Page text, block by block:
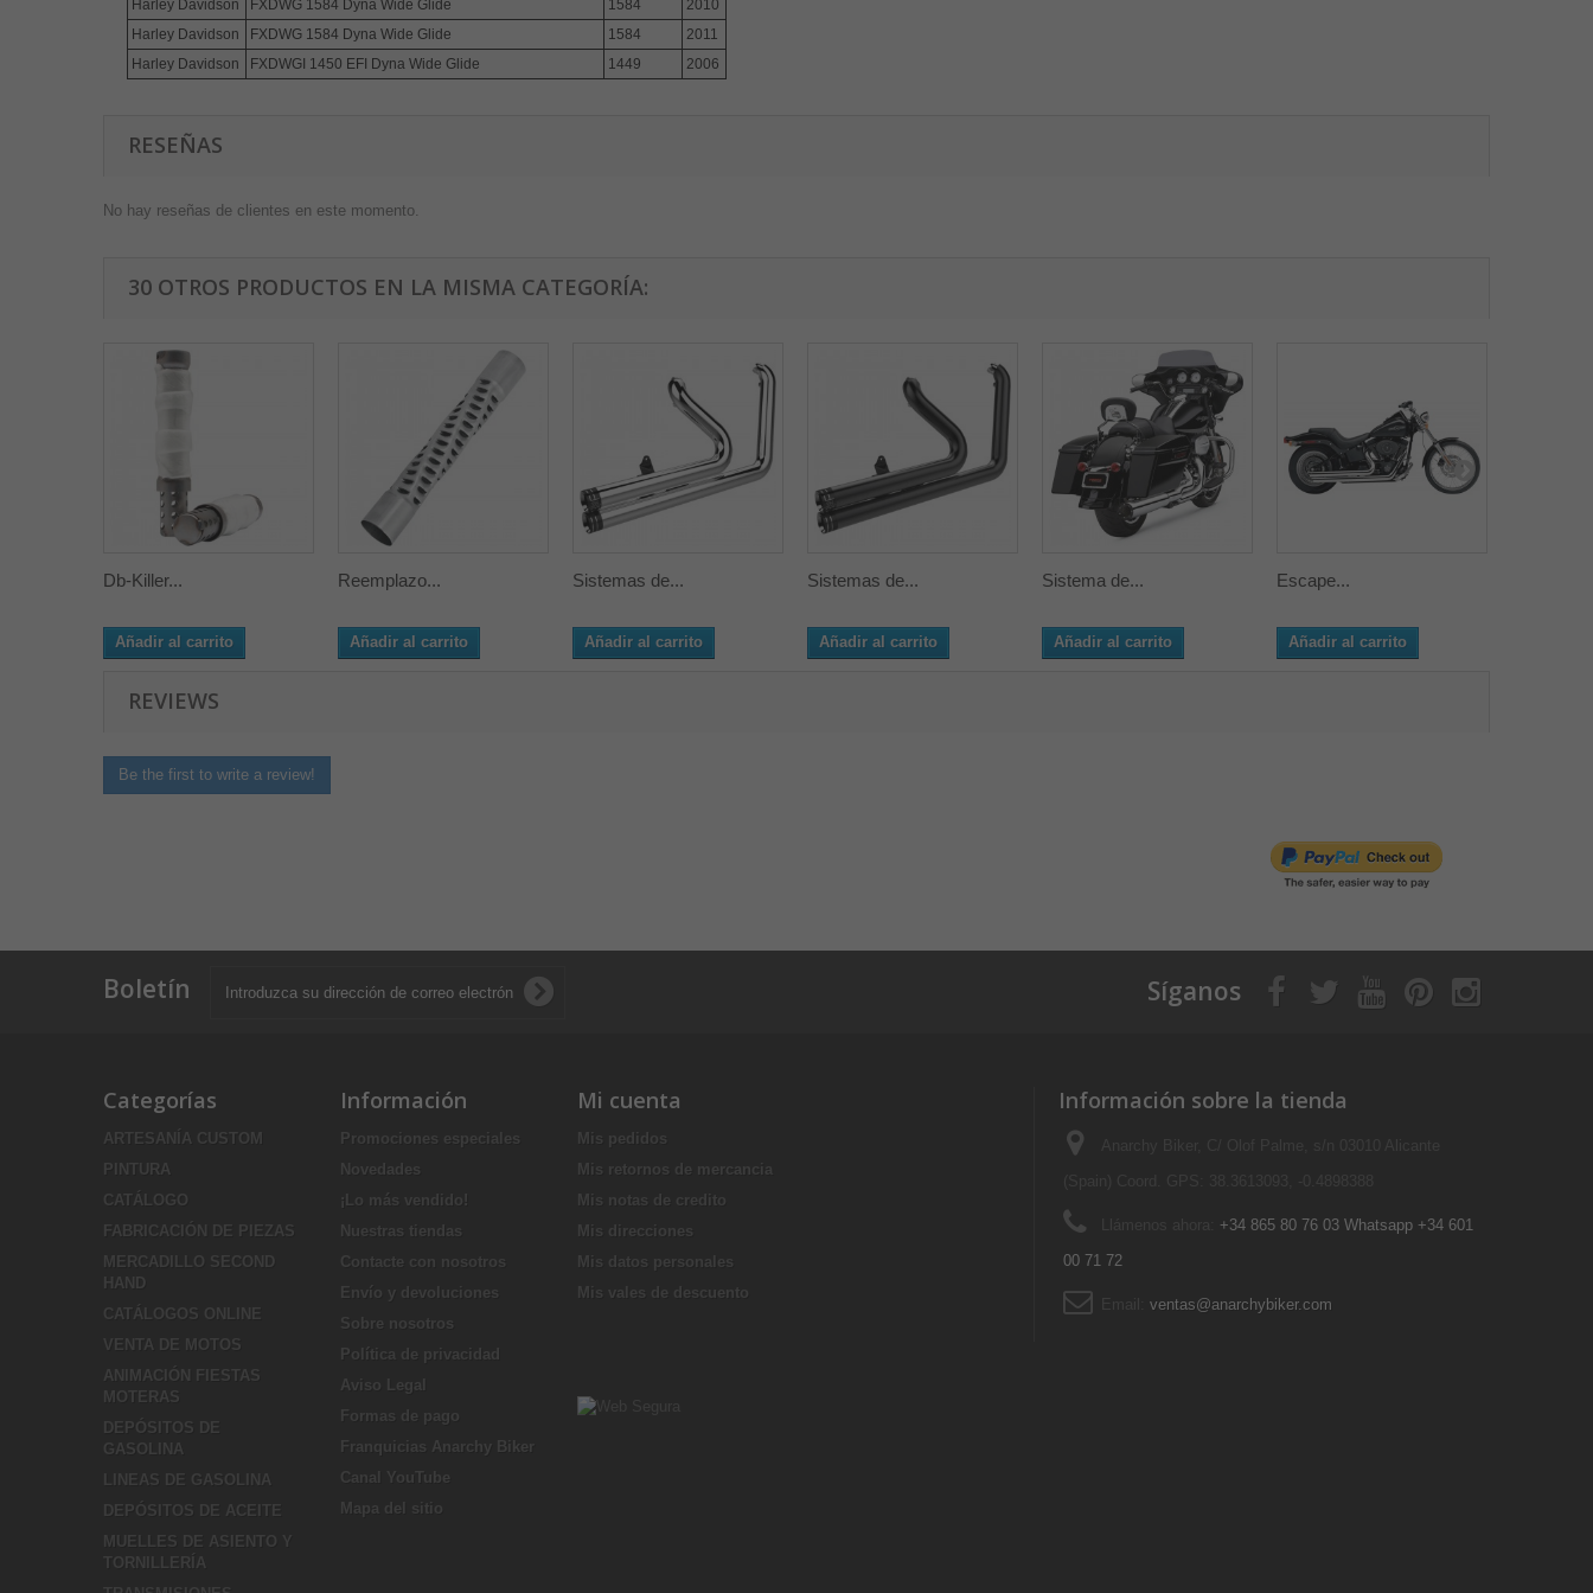
Harley Davidson
FXDWG 1584 Dyna Wide Glide 1584
2010
Harley Davidson
FXDWG 1584 Dyna Wide Glide 1584
2011
Harley Davidson
FXDWGI 1450 EFI Dyna Wide Glide 1449 2006
RESEÑAS
No hay reseñas de clientes en este momento.
30 OTROS PRODUCTOS EN LA MISMA CATEGORÍA:
Db-Killer...
Añadir al carrito
Reemplazo...
Añadir al carrito
Sistemas de...
Añadir al carrito
Sistemas de...
Añadir al carrito
Sistema de...
Añadir al carrito
Escape...
Añadir al carrito
REVIEWS
Be the first to write a review!
Boletín Síganos
Categorías
ARTESANÍA CUSTOM
PINTURA
CATÁLOGO
FABRICACIÓN DE PIEZAS
MERCADILLO SECOND
HAND
CATÁLOGOS ONLINE
VENTA DE MOTOS
ANIMACIÓN FIESTAS
MOTERAS
DEPÓSITOS DE
GASOLINA
LINEAS DE GASOLINA
DEPÓSITOS DE ACEITE
MUELLES DE ASIENTO Y
TORNILLERÍA
Información
Promociones especiales
Novedades
¡Lo más vendido!
Nuestras tiendas
Contacte con nosotros
Envío y devoluciones
Sobre nosotros
Política de privacidad
Aviso Legal
Formas de pago
Franquicias Anarchy Biker
Canal YouTube
Mapa del sitio
Mi cuenta
Mis pedidos
Mis retornos de mercancia
Mis notas de credito
Mis direcciones
Mis datos personales
Mis vales de descuento
Información sobre la tienda
+34 865 80 76 03 Whatsapp +34 601
00 71 72
ventas@anarchybiker.com